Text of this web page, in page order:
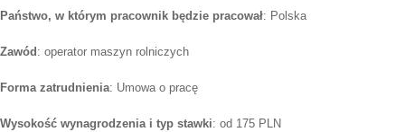
Państwo, w którym pracownik będzie pracował: Polska
Zawód : operator maszyn rolniczych
Forma zatrudnienia: Umowa o pracę
Wysokość wynagrodzenia i typ stawki: od 175 PLN